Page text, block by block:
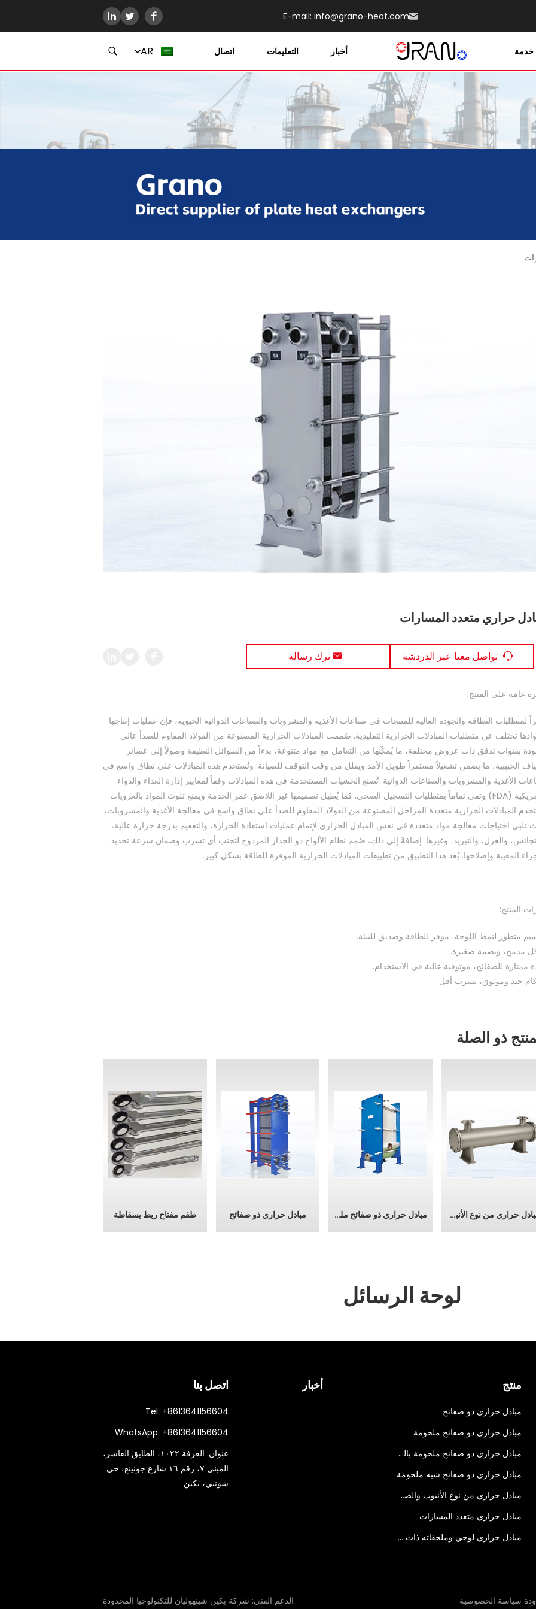
E-mail: info@grano-heat.com
خدمة أخبار التعليمات اتصال AR
حراري متعدد المسارات
تواصل معنا عبر الدردشة ترك رسالة
عامة على المنتج:
لمتطلبات النظافة والجودة العالية للمنتجات في صناعات الأغذية والمشروبات والصناعات الدوائية الحيوية، فإن عمليات إنتاجها
تختلف عن متطلبات المبادلات الحرارية التقليدية. صُممت المبادلات الحرارية المصنوعة من الفولاذ المقاوم للصدأ عالي
بقنوات تدفق ذات عروض مختلفة، ما يُمكّنها من التعامل مع مواد متنوعة، بدءاً من السوائل النظيفة وصولاً إلى عصائر
الحبيبية، ما يضمن تشغيلاً مستقراً طويل الأمد ويقلل من وقت التوقف للصيانة. وتُستخدم هذه المبادلات على نطاق واسع في
الأغذية والمشروبات والصناعات الدوائية. تُصنع الحشيات المستخدمة في هذه المبادلات وفقاً لمعايير إدارة الغذاء والدواء
الأمريكية (FDA) وتفي تماماً بمتطلبات التسجيل الصحي. كما يُطيل تصميمها غير اللاصق عمر الخدمة ويمنع تلوث المواد بالغرويات.
المبادلات الحرارية متعددة المراحل المصنوعة من الفولاذ المقاوم للصدأ على نطاق واسع في معالجة الأغذية والمشروبات،
تلبي احتياجات معالجة مواد متعددة في نفس المبادل الحراري لإتمام عمليات استعادة الحرارة، والتعقيم بدرجة حرارة عالية،
والعزل، والتبريد، وغيرها. إضافةً إلى ذلك، صُمم نظام الألواح ذو الجدار المزدوج لتجنب أي تسرب وضمان سرعة تحديد
المعيبة وإصلاحها. يُعد هذا التطبيق من تطبيقات المبادلات الحرارية الموفرة للطاقة بشكل كبير.
المنتج:
متطور لنمط اللوحة، موفر للطاقة وصديق للبيئة.
مدمج، وبصمة صغيرة.
ممتازة للصفائح، موثوقية عالية في الاستخدام.
جيد وموثوق، تسرب أقل.
ذو الصلة
طقم مفتاح ربط بسقاطة مبادل حراري ذو صفائح مبادل حراري ذو صفائح ملحومة بالكامل مبادل حراري من نوع الأنبوب والصدفة
لوحة الرسائل
منتج
مبادل حراري ذو صفائح
مبادل حراري ذو صفائح ملحومة
مبادل حراري ذو صفائح ملحومة بالكامل
مبادل حراري ذو صفائح شبه ملحومة
مبادل حراري من نوع الأنبوب والصدفة
مبادل حراري متعدد المسارات
مبادل حراري لوحي وملحقاته ذات الصلة
أخبار اتصل بنا
Tel: +8613641156604
WhatsApp: +8613641156604
عنوان:
الغرفة ١٠٢٢، الطابق العاشر،
المبنى ٧، رقم ١٦ شارع جونينغ، حي
شونيي، بكين
سياسة الخصوصية الدعم الفني: شركة بكين شينهوليان للتكنولوجيا المحدودة